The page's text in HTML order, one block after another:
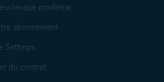
moderne
abonnement
Settings
du contrat